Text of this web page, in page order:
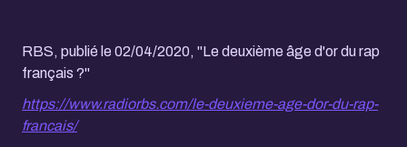
RBS, publié le 02/04/2020, "Le deuxième âge d'or du rap
français ?"
https://www.radiorbs.com/le-deuxieme-age-dor-du-rap-
francais/